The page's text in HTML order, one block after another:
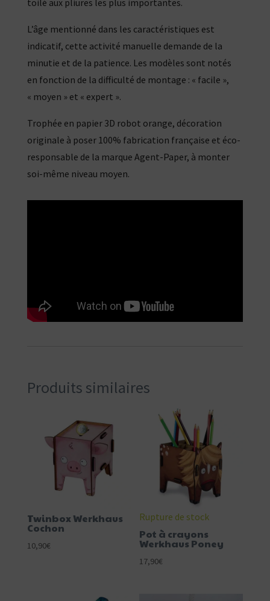
toilé aux pliures les plus importantes.
L’âge mentionné dans les caractéristiques est
indicatif, cette activité manuelle demande de la
minutie et de la patience. Les modèles sont notés
en fonction de la difficulté de montage : « facile »,
« moyen » et « expert ».
Trophée en papier 3D robot orange, décoration
originale à poser 100% fabrication française et éco-
responsable de la marque Agent-Paper, à monter
soi-même niveau moyen.
Produits similaires
Twinbox Werkhaus
Cochon
10,90€
Rupture de stock
Pot à crayons
Werkhaus Poney
17,90€